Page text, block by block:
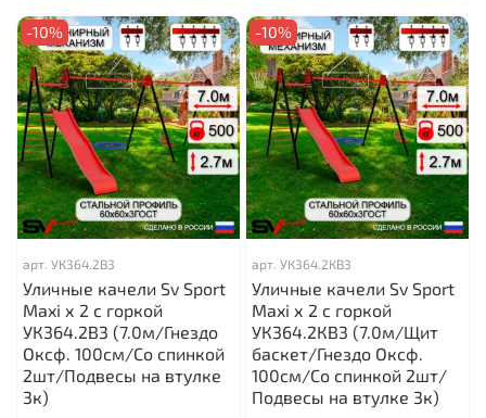
-10%
арт. УК364.2В3
Уличные качели Sv Sport
Maxi х 2 с горкой
УК364.2В3 (7.0м/Гнездо
Оксф. 100см/Со спинкой
2шт/Подвесы на втулке
3к)
-10%
арт. УК364.2КВ3
Уличные качели Sv Sport
Maxi х 2 с горкой
УК364.2КВ3 (7.0м/Щит
баскет/Гнездо Оксф.
100см/Со спинкой 2шт/
Подвесы на втулке 3к)